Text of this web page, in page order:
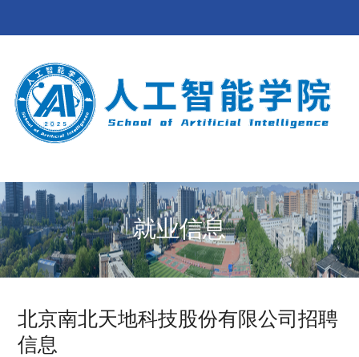
就业信息
北京南北天地科技股份有限公司招聘
信息